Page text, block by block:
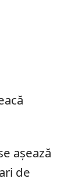
așează
de